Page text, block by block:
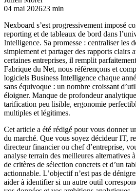
04 mai 202623 min
Nexboard s’est progressivement imposé
reporting et de tableaux de bord dans
Intelligence. Sa promesse : centraliser les
simplement et partager des rapports clairs
certaines entreprises, il remplit
Fabrique du Net, nous référençons et
logiciels Business Intelligence chaque
sans équivoque : un nombre croissant
éloigner. Manque de profondeur
tarification peu lisible, ergonomie
multiples et légitimes.
Cet article a été rédigé pour vous donner
du marché. Que vous soyez décideur IT,
directeur financier ou chef d’entreprise,
analyse terrain des meilleures alternatives
de critères de sélection concrets et d’un
actionnable. L’objectif n’est pas de
aider à identifier si un autre outil